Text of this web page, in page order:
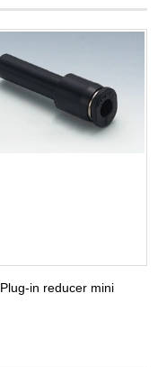
Plug-in reducer mini